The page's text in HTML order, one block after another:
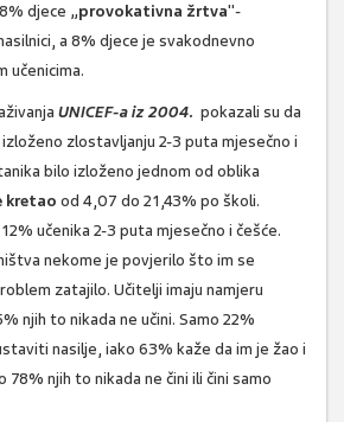
djece „provokativna žrtva"-
a 8% djece je svakodnevno
učenicima.
UNICEF-a iz 2004. pokazali su da
zlostavljanju 2-3 puta mjesečno i
bilo izloženo jednom od oblika
kretao od 4,07 do 21,43% po školi.
učenika 2-3 puta mjesečno i češće.
nekome je povjerilo što im se
zatajilo. Učitelji imaju namjeru
njih to nikada ne učini. Samo 22%
nasilje, iako 63% kaže da im je žao i
njih to nikada ne čini ili čini samo